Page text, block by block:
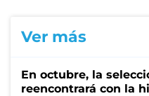
Ver más
En octubre, la
reencontrará con la